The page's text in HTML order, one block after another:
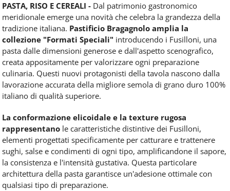
PASTA, RISO E CEREALI - Dal patrimonio gastronomico
meridionale emerge una novità che celebra la grandezza della
tradizione italiana. Pastificio Bragagnolo amplia la
collezione "Formati Speciali" introducendo i Fusilloni, una
pasta dalle dimensioni generose e dall'aspetto scenografico,
creata appositamente per valorizzare ogni preparazione
culinaria. Questi nuovi protagonisti della tavola nascono dalla
lavorazione accurata della migliore semola di grano duro 100%
italiano di qualità superiore.
La conformazione elicoidale e la texture rugosa
rappresentano le caratteristiche distintive dei Fusilloni,
elementi progettati specificamente per catturare e trattenere
sughi, salse e condimenti di ogni tipo, amplificandone il sapore,
la consistenza e l'intensità gustativa. Questa particolare
architettura della pasta garantisce un'adesione ottimale con
qualsiasi tipo di preparazione.